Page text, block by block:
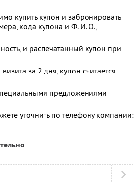
купить купон и забронировать
кода купона и Ф. И. О.,
и распечатанный купон при
за 2 дня, купон считается
предложениями
уточнить по телефону компании: